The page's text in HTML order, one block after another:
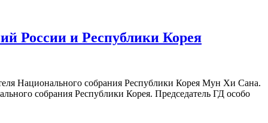
России и Республики Корея
Национального собрания Республики Корея Мун Хи Сана.
собрания Республики Корея. Председатель ГД особо